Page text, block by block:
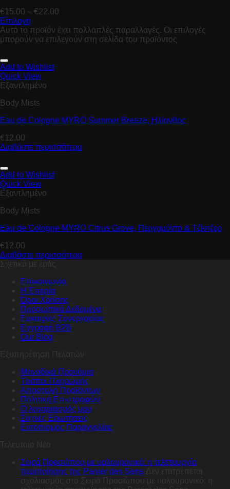
€15.00 – €22.00
Επιλογή
Αυτό το προϊόν έχει πολλαπλές παραλλαγές. Οι επιλογές
μπορούν να επιλεγούν στη σελίδα του προϊόντος
Add to Wishlist
Quick View
Εξαντλημένο
Body Mists
Eau de Cologne MYRO Summer Breeze, Hλίανθος
€12.00
Διαβάστε περισσότερα
Add to Wishlist
Quick View
Εξαντλημένο
Body Mists
Eau de Cologne MYRO Citrus Grove, Περγαμόντο & Τζίντζερ
€12.00
Διαβάστε περισσότερα
Σχετικά με εμάς
Επικοινωνία
Η Εταιρία
Όροι Χρήσης
Προσωπικά Δεδομένα
Ευκαιρίες Συνεργασίας
Εγγραφή B2B
Our Blog
Εξυπηρέτηση Πελατών
Μοναδικά Προνόμια
Τρόποι Πληρωμής
Αποστολή Προϊόντων
Πολιτική Επιστροφών
Ο λογαριασμός μου
Συχνές Ερωτήσεις
Εντοπισμός Παραγγελίας
Τελευταία Νέα
Σειρά Προσώπου με υαλουρονικό: η τελετουργία
περιποίησης της Panier des Sens Δεν επιτρέπεται
σχολιασμός
στο Σειρά Προσώπου με υαλουρονικό: η